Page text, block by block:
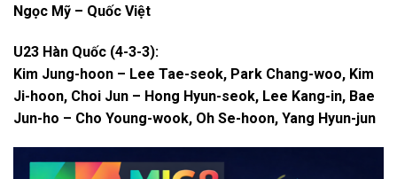
Ngọc Mỹ – Quốc Việt
U23 Hàn Quốc (4-3-3):
Kim Jung-hoon – Lee Tae-seok, Park Chang-woo, Kim
Ji-hoon, Choi Jun – Hong Hyun-seok, Lee Kang-in, Bae
Jun-ho – Cho Young-wook, Oh Se-hoon, Yang Hyun-jun